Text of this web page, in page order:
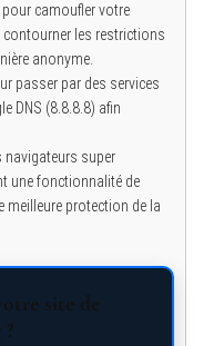
camoufler votre
contourner les restrictions
anonyme.
passer par des services
DNS (8.8.8.8) afin
navigateurs super
une fonctionnalité de
meilleure protection de la
site de